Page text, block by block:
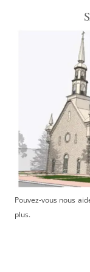
Pouvez-vous nous
plus.